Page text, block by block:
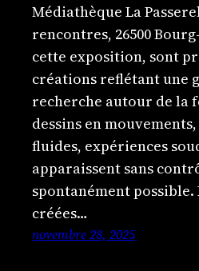
Médiathèque La
rencontres, 26500
cette exposition, sont
créations reflétant une
recherche autour de la
dessins en
fluides, expériences
apparaissent sans
spontanément possible.
créées…
novembre 28, 2025